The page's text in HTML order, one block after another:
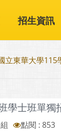
招生資訊
立東華大學115
學士班單獨
點閱 : 853